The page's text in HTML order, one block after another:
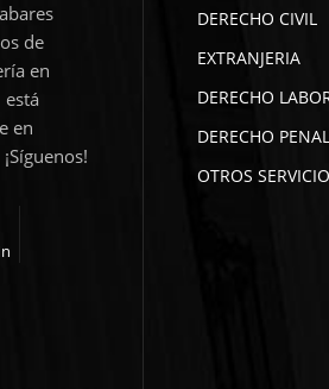
de
en
en
DERECHO CIVIL
EXTRANJERIA
DERECHO
DERECHO PENAL
OTROS